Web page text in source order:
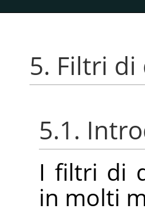
5. Filtri
5.1.
I filtri di
in molti